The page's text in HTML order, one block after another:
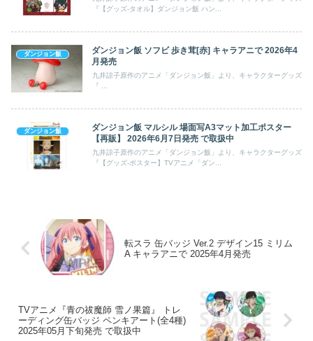
『【グッズ-タオル】ダンジョン飯 ハン...
ダンジョン飯
ダンジョン飯 ソフビ 歩き茸[赤] キャラアニで 2026年4
月発売
九井諒子原作のアニメ「ダンジョン飯」より、キャラクターグッズ
ダンジョン飯
ダンジョン飯 マルシル 場面写A3マット加工ポスター
【再販】 2026年6月7日発売 で取扱中
九井諒子原作のアニメ「ダンジョン飯」より、キャラクターグッズ
『【グッズ-ポスター】TVアニメ「ダン...
転スラ 缶バッジ Ver.2 デザイン15 ミリム
A キャラアニで 2025年4月発売
TVアニメ『青の祓魔師 雪ノ果篇』 トレ
ーディング缶バッジ ペンキアート(全4種)
2025年05月下旬発売 で取扱中